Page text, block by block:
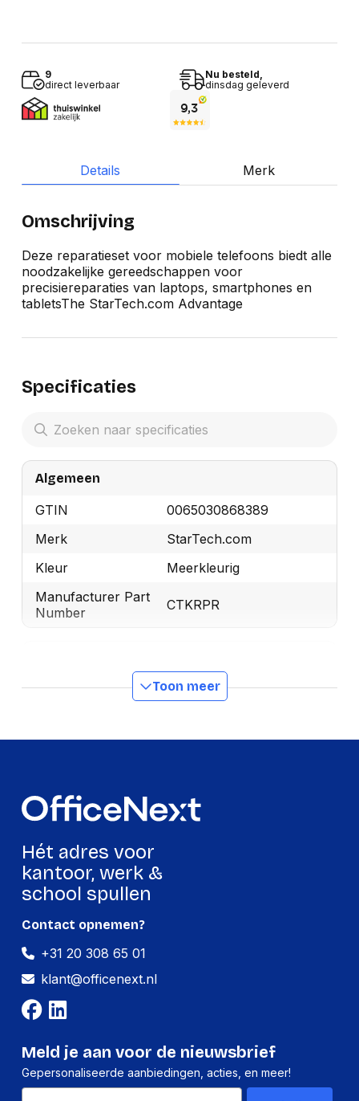
9
direct leverbaar
Nu besteld,
dinsdag geleverd
Details Merk
Omschrijving
Deze reparatieset voor mobiele telefoons biedt alle
noodzakelijke gereedschappen voor
precisiereparaties van laptops, smartphones en
tabletsThe StarTech.com Advantage
Specificaties
Algemeen
GTIN
0065030868389
Merk
StarTech.com
Kleur
Meerkleurig
Manufacturer Part
Number
CTKRPR
Soort
Toolkits
Beste Gebruik
Laptop
Schroevendraaier
kopjes meegeleverd
(Buitenste)
hoogte
(Buitenste)
hoofdverpakking
lengte
(Buitenste)
hoofdverpakking
390 mm
Toon meer
Hét adres voor
kantoor, werk &
school spullen
Contact opnemen?
+31 20 308 65 01
klant@officenext.nl
Meld je aan voor de nieuwsbrief
Gepersonaliseerde aanbiedingen, acties, en meer!
Email